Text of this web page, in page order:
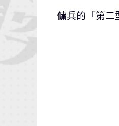
傭兵的「第二